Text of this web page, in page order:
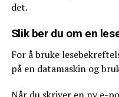
det.
Slik ber du om en
For å bruke
på en datamaskin og